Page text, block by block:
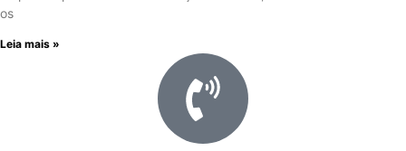
os
Leia mais »